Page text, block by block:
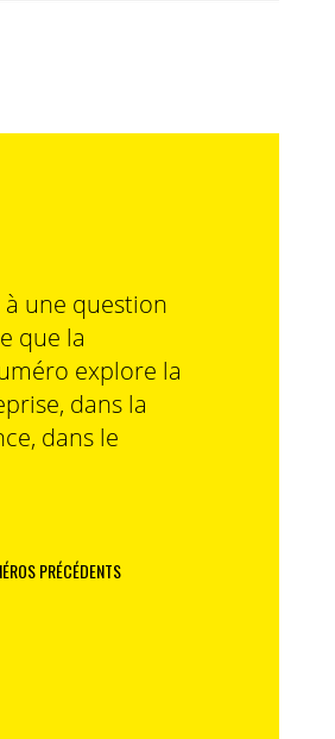
à une question
que la
explore la
dans la
dans le
PRÉCÉDENTS